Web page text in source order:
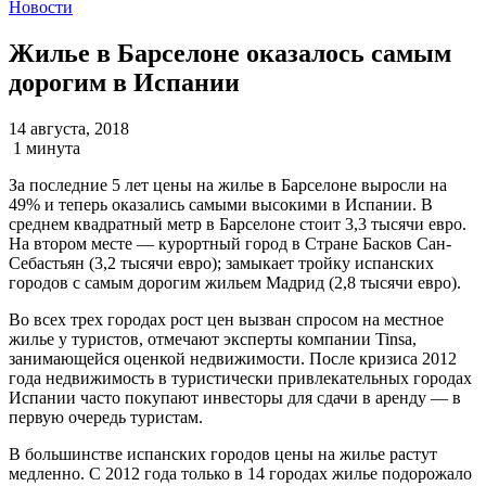
Новости
Жилье в Барселоне оказалось самым
дорогим в Испании
14 августа, 2018
1 минута
За последние 5 лет цены на жилье в Барселоне выросли на
49% и теперь оказались самыми высокими в Испании. В
среднем квадратный метр в Барселоне стоит 3,3 тысячи евро.
На втором месте — курортный город в Стране Басков Сан-
Себастьян (3,2 тысячи евро); замыкает тройку испанских
городов с самым дорогим жильем Мадрид (2,8 тысячи евро).
Во всех трех городах рост цен вызван спросом на местное
жилье у туристов, отмечают эксперты компании Tinsa,
занимающейся оценкой недвижимости. После кризиса 2012
года недвижимость в туристически привлекательных городах
Испании часто покупают инвесторы для сдачи в аренду — в
первую очередь туристам.
В большинстве испанских городов цены на жилье растут
медленно. С 2012 года только в 14 городах жилье подорожало